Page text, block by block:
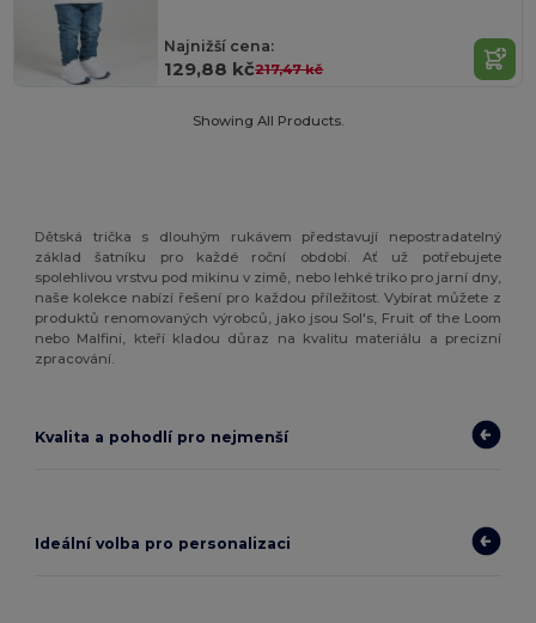
Najnižší cena:
129,88 kč217,47 kč
Showing All Products.
Dětská trička s dlouhým rukávem představují nepostradatelný
základ šatníku pro každé roční období. Ať už potřebujete
spolehlivou vrstvu pod mikinu v zimě, nebo lehké triko pro jarní dny,
naše kolekce nabízí řešení pro každou příležitost. Vybírat můžete z
produktů renomovaných výrobců, jako jsou Sol's, Fruit of the Loom
nebo Malfini, kteří kladou důraz na kvalitu materiálu a precizní
zpracování.
Kvalita a pohodlí pro nejmenší
Ideální volba pro personalizaci